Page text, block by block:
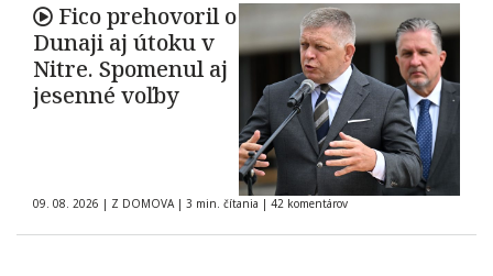
Fico prehovoril o
Dunaji aj útoku v
Nitre. Spomenul aj
jesenné voľby
09. 08. 2026 | Z DOMOVA | 3 min. čítania | 42 komentárov